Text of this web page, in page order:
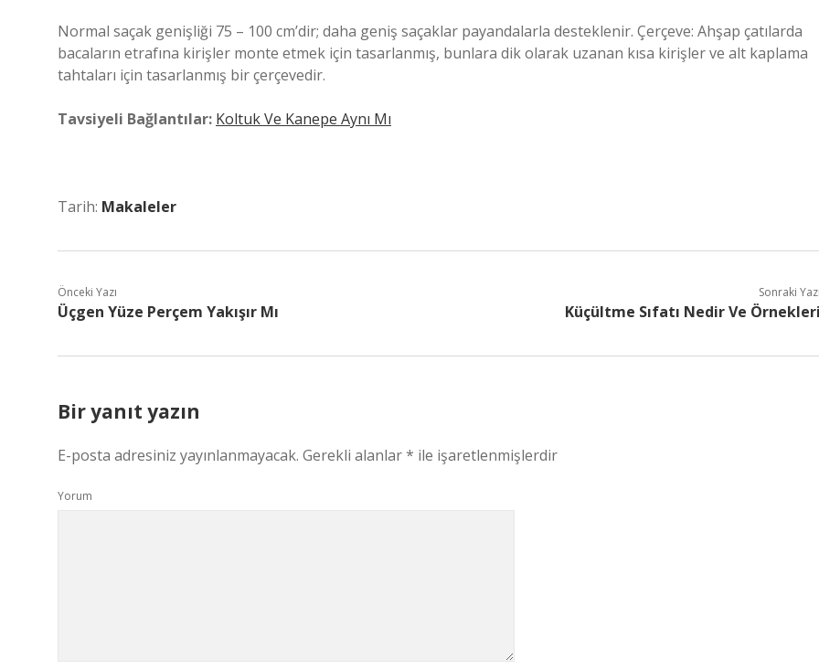
Normal saçak genişliği 75 – 100 cm’dir; daha geniş saçaklar payandalarla desteklenir. Çerçeve: Ahşap çatılarda
bacaların etrafına kirişler monte etmek için tasarlanmış, bunlara dik olarak uzanan kısa kirişler ve alt kaplama
tahtaları için tasarlanmış bir çerçevedir.
Tavsiyeli Bağlantılar: Koltuk Ve Kanepe Aynı Mı
Tarih: Makaleler
Önceki Yazı
Üçgen Yüze Perçem Yakışır Mı
Sonraki
Küçültme Sıfatı Nedir Ve
Bir yanıt yazın
E-posta adresiniz yayınlanmayacak. Gerekli alanlar* ile işaretlenmişlerdir
Yorum